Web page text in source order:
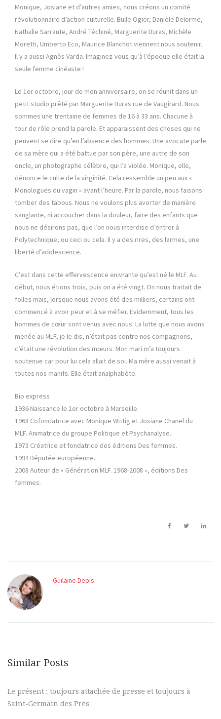
Monique, Josiane et d’autres amies, nous créons un comité
révolutionnaire d’action culturelle. Bulle Ogier, Danièle Delorme,
Nathalie Sarraute, André Téchiné, Marguerite Duras, Michèle
Moretti, Umberto Eco, Maurice Blanchot viennent nous soutenir.
Il y a aussi Agnès Varda. Imaginez-vous qu’à l’époque elle était la
seule femme cinéaste !
Le 1er octobre, jour de mon anniversaire, on se réunit dans un
petit studio prêté par Marguerite Duras rue de Vaugirard. Nous
sommes une trentaine de femmes de 16 à 33 ans. Chacune à
tour de rôle prend la parole. Et apparaissent des choses qui ne
peuvent se dire qu’en l’absence des hommes. Une avocate parle
de sa mère qui a été battue par son père, une autre de son
oncle, un photographe célèbre, qui l’a violée. Monique, elle,
dénonce le culte de la virginité. Cela ressemble un peu aux «
Monologues du vagin » avant l’heure. Par la parole, nous faisons
tomber des tabous. Nous ne ­voulons plus avorter de manière
sanglante, ni accoucher dans la douleur, faire des enfants que
nous ne désirons pas, que l’on nous interdise d’entrer à
Polytechnique, ou ceci ou cela. Il y a des rires, des larmes, une
liberté d’adolescence.
C’est dans cette effervescence enivrante qu’est né le MLF. Au
début, nous étions trois, puis on a été vingt. On nous traitait de
folles mais, lorsque nous avons été des milliers, certains ont
commencé à avoir peur et à se méfier. Evidemment, tous les
hommes de cœur sont venus avec nous. La lutte que nous avons
menée au MLF, je le dis, n’était pas contre nos compagnons,
c’était une révolution des mœurs. Mon mari m’a toujours
soutenue car pour lui cela allait de soi. Ma mère aussi venait à
toutes nos manifs. Elle était analphabète.
Bio express
1936 Naissance le 1er octobre à Marseille.
1968 Cofondatrice avec Monique Wittig et Josiane Chanel du
MLF. Animatrice du groupe Politique et Psychanalyse.
1973 Créatrice et fondatrice des éditions Des femmes.
1994 Députée européenne.
2008 Auteur de « Génération MLF. 1968-2008 », éditions Des
femmes.
Guilaine Depis
Similar Posts
Le présent : toujours attachée de presse et toujours à
Saint-Germain des Prés